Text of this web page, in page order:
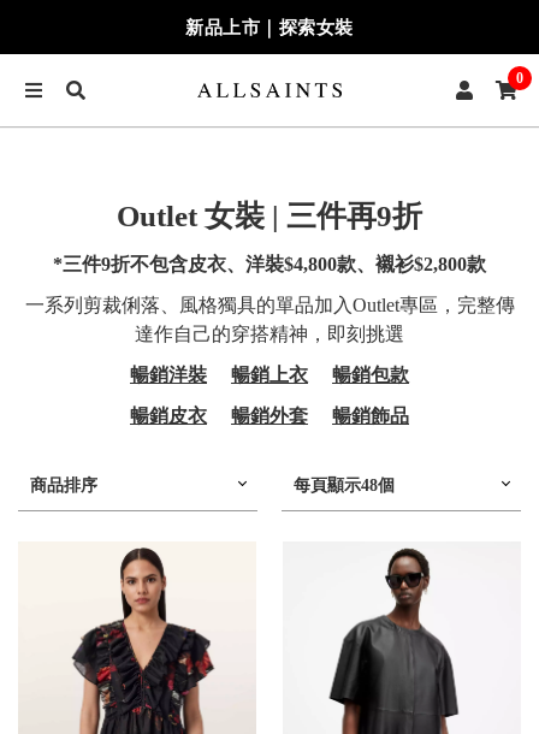
季末七折最終追加｜兩件再9折
0
Outlet 女裝 | 三件再9折
*三件9折不包含皮衣、洋裝$4,800款、襯衫$2,800款
一系列剪裁俐落、風格獨具的單品加入Outlet專區，完整傳
達作自己的穿搭精神，即刻挑選
暢銷洋裝
暢銷上衣
暢銷包款
暢銷皮衣
暢銷外套 暢銷飾品
商品排序 每頁顯示48個